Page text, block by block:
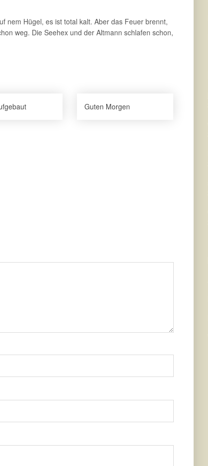
nem Hügel, es ist total kalt. Aber das Feuer brennt,
weg. Die Seehex und der Altmann schlafen schon,
Guten Morgen